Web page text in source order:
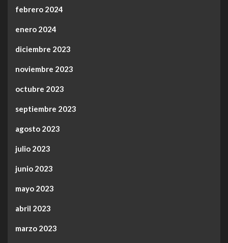
febrero 2024
enero 2024
diciembre 2023
noviembre 2023
octubre 2023
septiembre 2023
agosto 2023
julio 2023
junio 2023
mayo 2023
abril 2023
marzo 2023